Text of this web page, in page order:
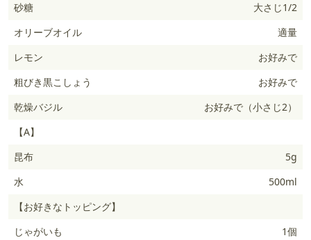
砂糖
大さじ1/2
オリーブオイル
適量
レモン
お好みで
粗びき黒こしょう
お好みで
乾燥バジル
お好みで（小さじ2）
【A】
昆布
5g
水
500ml
【お好きなトッピング】
じゃがいも
1個